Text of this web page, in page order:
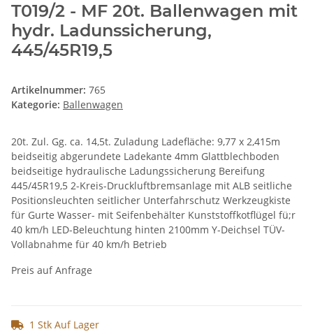
T019/2 - MF 20t. Ballenwagen mit
hydr. Ladunssicherung,
445/45R19,5
Artikelnummer: 765
Kategorie: Ballenwagen
20t. Zul. Gg. ca. 14,5t. Zuladung Ladefläche: 9,77 x 2,415m
beidseitig abgerundete Ladekante 4mm Glattblechboden
beidseitige hydraulische Ladungssicherung Bereifung
445/45R19,5 2-Kreis-Druckluftbremsanlage mit ALB seitliche
Positionsleuchten seitlicher Unterfahrschutz Werkzeugkiste
für Gurte Wasser- mit Seifenbehälter Kunststoffkotflügel fü;r
40 km/h LED-Beleuchtung hinten 2100mm Y-Deichsel TÜV-
Vollabnahme für 40 km/h Betrieb
Preis auf Anfrage
1 Stk Auf Lager